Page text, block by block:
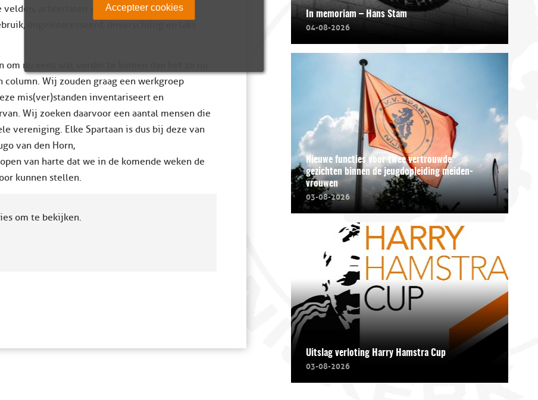
velden, achterlaten van rommel, vieze
ongeïnteresseerd, onverschillig en laks
nu eens wat verder te komen dan het zo nu
Wij zouden graag een werkgroep
mis(ver)standen inventariseert en
Wij zoeken daarvoor een aantal mensen die
vereniging. Elke Spartaan is dus bij deze van
van den Horn,
van harte dat we in de komende weken de
kunnen stellen.
om te bekijken.
In memoriam – Hans Stam
04-08-2026
Nieuwe functies voor twee vertrouwde
gezichten binnen de jeugdopleiding meiden-
vrouwen
03-08-2026
Uitslag verloting Harry Hamstra Cup
03-08-2026
Accepteer cookies